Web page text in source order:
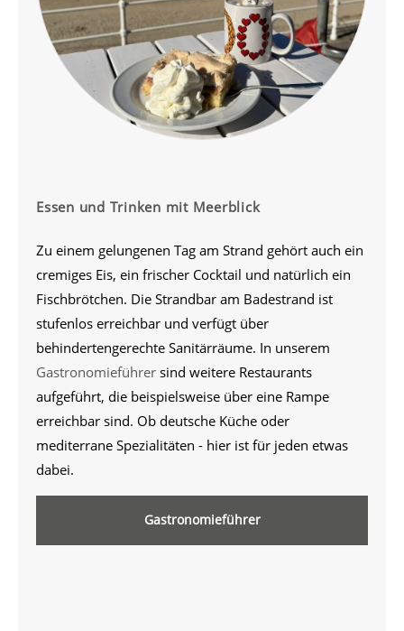
Essen und Trinken mit Meerblick
Zu einem gelungenen Tag am Strand gehört auch ein
cremiges Eis, ein frischer Cocktail und natürlich ein
Fischbrötchen. Die Strandbar am Badestrand ist
stufenlos erreichbar und verfügt über
behindertengerechte Sanitärräume. In unserem
Gastronomieführer sind weitere Restaurants
aufgeführt, die beispielsweise über eine Rampe
erreichbar sind. Ob deutsche Küche oder
mediterrane Spezialitäten - hier ist für jeden etwas
dabei.
Gastronomieführer